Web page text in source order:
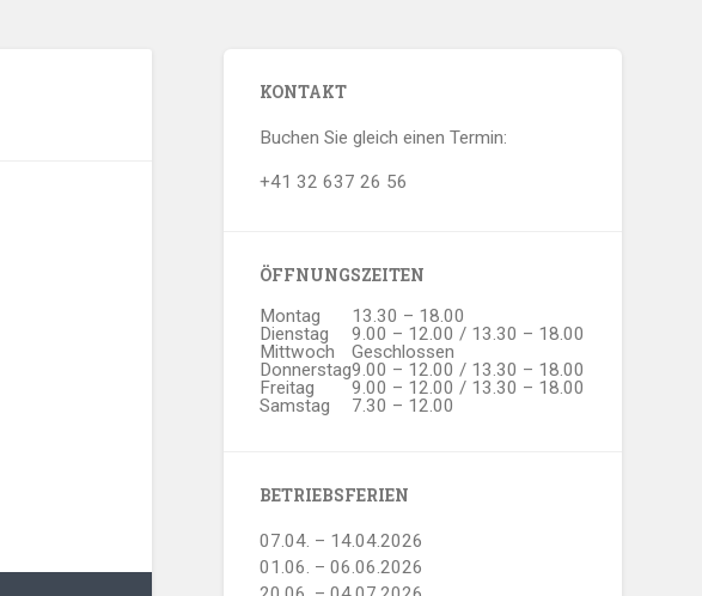
KONTAKT
Buchen Sie gleich einen Termin:
+41 32 637 26 56
ÖFFNUNGSZEITEN
Montag
13.30 – 18.00
Dienstag
9.00 – 12.00 / 13.30 – 18.00
Mittwoch
Geschlossen
Donnerstag9.00 – 12.00 / 13.30 – 18.00
Freitag
9.00 – 12.00 / 13.30 – 18.00
Samstag
7.30 – 12.00
BETRIEBSFERIEN
07.04. – 14.04.2026
01.06. – 06.06.2026